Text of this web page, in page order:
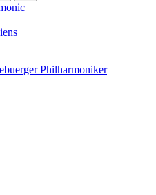
Philharmoniker